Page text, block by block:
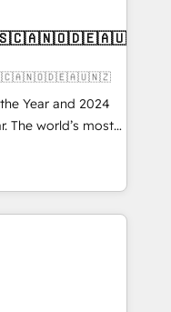
Year and 2024
The world’s most
Solutions
APAC and NAM,
and
🧭 From
automation,
at global